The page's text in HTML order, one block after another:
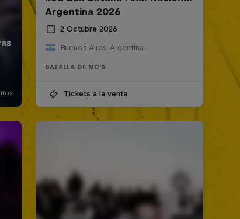
Argentina 2026
2 Octubre 2026
Buenos Aires, Argentina
BATALLA DE MC'S
Tickets a la venta